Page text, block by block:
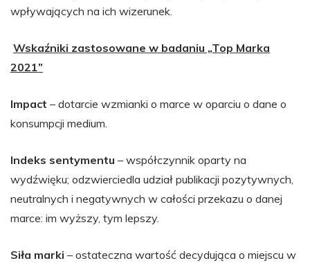
wpływających na ich wizerunek.
Wskaźniki zastosowane w badaniu „Top Marka
2021”
Impact – dotarcie wzmianki o marce w oparciu o dane o
konsumpcji medium.
Indeks sentymentu – współczynnik oparty na
wydźwięku; odzwierciedla udział publikacji pozytywnych,
neutralnych i negatywnych w całości przekazu o danej
marce: im wyższy, tym lepszy.
Siła marki – ostateczna wartość decydująca o miejscu w